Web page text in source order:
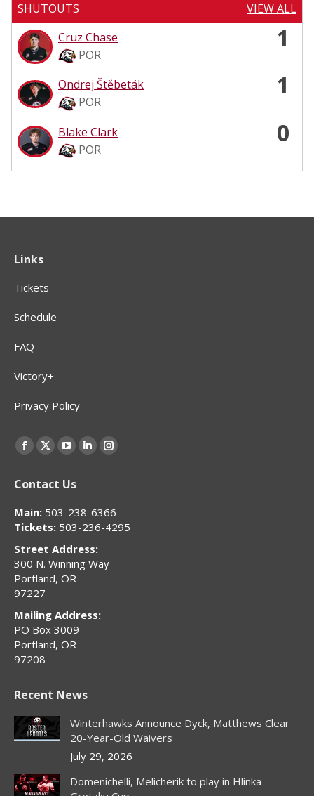
SHUTOUTS
VIEW ALL
Cruz Chase
POR
1
Ondrej Štěbeták
POR
1
Blake Clark
POR
0
Links
Tickets
Schedule
FAQ
Victory+
Privacy Policy
Find us on:
Facebook
opens
in
new
window
X
opens
in
new
window
YouTube
opens
in
new
window
Linkedin
in
new
window
Instagram
in
new
Contact Us
Main: 503-238-6366
Tickets: 503-236-4295
Street Address:
300 N. Winning Way
Portland, OR
97227
Mailing Address:
PO Box 3009
Portland, OR
97208
Recent News
Winterhawks Announce Dyck, Matthews Clear
20-Year-Old Waivers
July 29, 2026
Domenichelli, Melicherik to play in Hlinka